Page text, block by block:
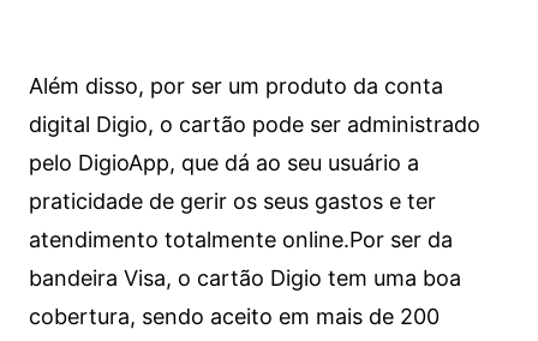
Além disso, por ser um produto da conta
digital Digio, o cartão pode ser administrado
pelo DigioApp, que dá ao seu usuário a
praticidade de gerir os seus gastos e ter
atendimento totalmente online.Por ser da
bandeira Visa, o cartão Digio tem uma boa
cobertura, sendo aceito em mais de 200